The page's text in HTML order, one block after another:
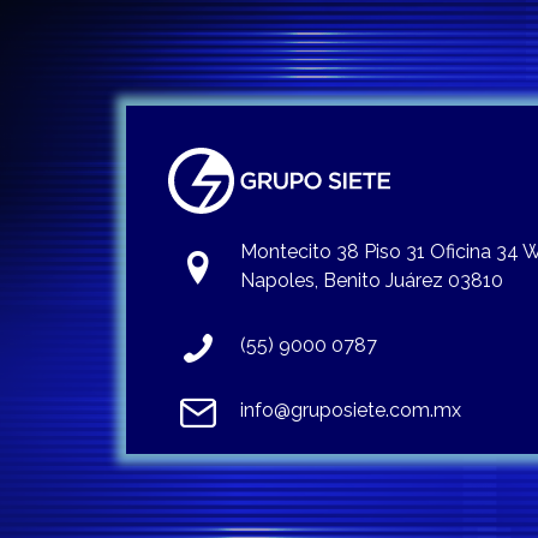
Montecito 38 Piso 31 Oficina 34
Napoles, Benito Juárez 03810
(55) 9000 0787
info@gruposiete.com.mx